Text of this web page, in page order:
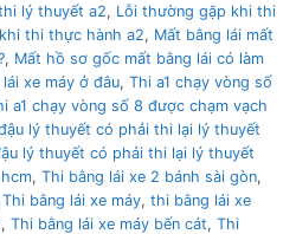
lý thuyết a2, Lỗi thường gặp khi thi
thi thực hành a2, Mất bằng lái mất
, Mất hồ sơ gốc mất bằng lái có làm
xe máy ở đâu, Thi a1 chạy vòng số
a1 chạy vòng số 8 được chạm vạch
lý thuyết có phải thi lại lý thuyết
lý thuyết có phải thi lại lý thuyết
, Thi bằng lái xe 2 bánh sài gòn,
Thi bằng lái xe máy, thi bằng lái xe
, Thi bằng lái xe máy bến cát, Thi